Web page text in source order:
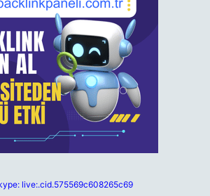
live:.cid.575569c608265c69